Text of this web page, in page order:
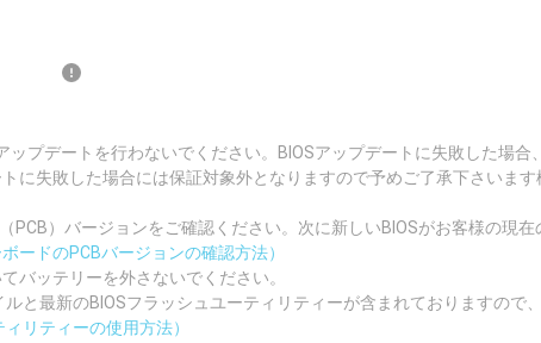
プデートを行わないでください。BIOSアップデートに失敗した場合
に失敗した場合には保証対象外となりますので予めご了承下さいます
）バージョンをご確認ください。次に新しいBIOSがお客様の現在
ボードのPCBバージョンの確認方法）
バッテリーを外さないでください。
と最新のBIOSフラッシュユーティリティーが含まれておりますので
ィリティーの使用方法）